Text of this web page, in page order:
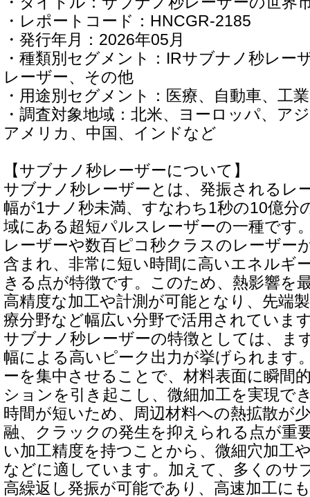
・レポートコード：HNCGR-2185
・発行年月：2026年05月
・種類別セグメント：IRサブナノ秒レー
レーザー、その他
・用途別セグメント：医療、自動車、工
・調査対象地域：北米、ヨーロッパ、ア
アメリカ、中国、インドなど
【サブナノ秒レーザーについて】
サブナノ秒レーザーとは、発振されるレ
幅が1ナノ秒未満、すなわち1秒の10億分
域にある超短パルスレーザーの一種です
レーザーや数百ピコ秒クラスのレーザー
含まれ、非常に短い時間に高いエネルギ
きる点が特徴です。このため、熱影響を
高精度な加工や計測が可能となり、先端
療分野など幅広い分野で活用されていま
サブナノ秒レーザーの特徴としては、ま
幅による高いピーク出力が挙げられます
ーを集中させることで、材料表面に瞬間
ションを引き起こし、微細加工を実現で
時間が短いため、周辺材料への熱拡散が
融、クラックの発生を抑えられる点が重
い加工精度を持つことから、微細穴加工
などに適しています。加えて、多くのサ
高繰返し発振が可能であり、高速加工に